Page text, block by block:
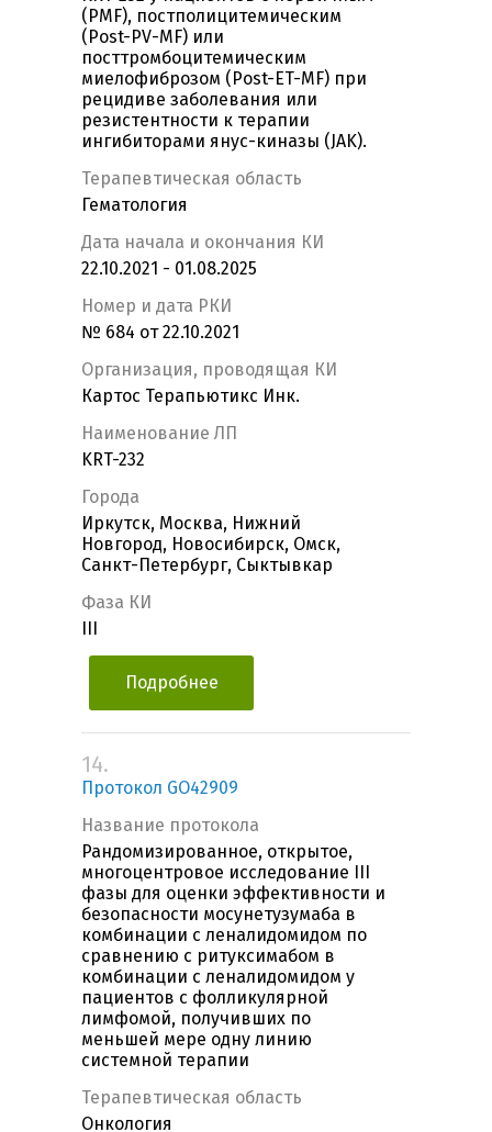
(PMF), постполицитемическим
(Post-PV-MF) или
посттромбоцитемическим
миелофиброзом (Post-ET-MF) при
рецидиве заболевания или
резистентности к терапии
ингибиторами янус-киназы (JAK).
Терапевтическая область
Гематология
Дата начала и окончания КИ
22.10.2021 - 01.08.2025
Номер и дата РКИ
№ 684 от 22.10.2021
Организация, проводящая КИ
Картос Терапьютикс Инк.
Наименование ЛП
KRT-232
Города
Иркутск, Москва, Нижний
Новгород, Новосибирск, Омск,
Санкт-Петербург, Сыктывкар
Фаза КИ
Подробнее
14.
Протокол GO42909
Название протокола
Рандомизированное, открытое,
многоцентровое исследование III
фазы для оценки эффективности и
безопасности мосунетузумаба в
комбинации с леналидомидом по
сравнению с ритуксимабом в
комбинации с леналидомидом у
пациентов с фолликулярной
лимфомой, получивших по
меньшей мере одну линию
системной терапии
Терапевтическая область
Онкология